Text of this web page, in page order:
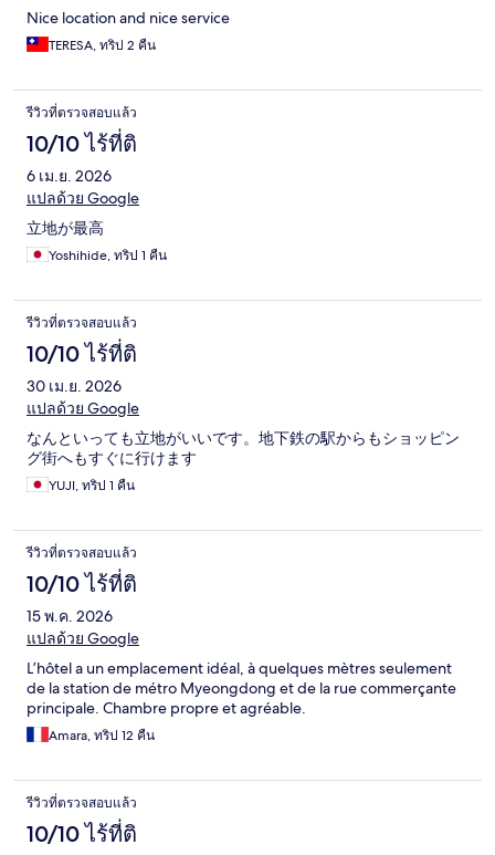
Nice location and nice service
TERESA, ทริป 2 คืน
รีวิวที่ตรวจสอบแล้ว
10/10 ไร้ที่ติ
6 เม.ย. 2026
แปลด้วย Google
立地が最高
Yoshihide, ทริป 1 คืน
รีวิวที่ตรวจสอบแล้ว
10/10 ไร้ที่ติ
30 เม.ย. 2026
แปลด้วย Google
なんといっても立地がいいです。地下鉄の駅からもショッピン
グ街へもすぐに行けます
YUJI, ทริป 1 คืน
รีวิวที่ตรวจสอบแล้ว
10/10 ไร้ที่ติ
15 พ.ค. 2026
แปลด้วย Google
L’hôtel a un emplacement idéal, à quelques mètres seulement
de la station de métro Myeongdong et de la rue commerçante
principale. Chambre propre et agréable.
Amara, ทริป 12 คืน
รีวิวที่ตรวจสอบแล้ว
10/10 ไร้ที่ติ